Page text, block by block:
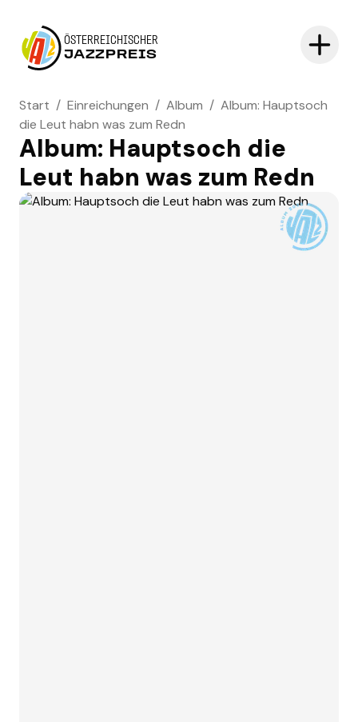
ÖSTERREICHISCHER
JAZZPREIS
Start / Einreichungen / Album / Album: Hauptsoch
die Leut habn was zum Redn
Album: Hauptsoch die
Leut habn was zum Redn